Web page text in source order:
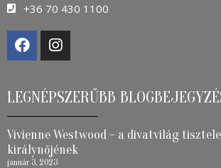
+36 70 430 1100
LEGNÉPSZERŰBB
Vivienne Westwood – a divatvilág
királynőjének
január 3, 2023